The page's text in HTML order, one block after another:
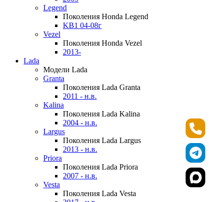
Legend
Поколения Honda Legend
KB1 04-08г
Vezel
Поколения Honda Vezel
2013-
Lada
Модели Lada
Granta
Поколения Lada Granta
2011 - н.в.
Kalina
Поколения Lada Kalina
2004 - н.в.
Largus
Поколения Lada Largus
2013 - н.в.
Priora
Поколения Lada Priora
2007 - н.в.
Vesta
Поколения Lada Vesta